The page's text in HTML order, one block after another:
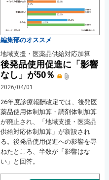
編集部のオススメ
地域支援・医薬品供給対応加算
後発品使用促進に「影響
なし」が50％
2026/04/01
26年度診療報酬改定では、後発医
薬品使用体制加算・調剤体制加算
が廃止され、「地域支援・医薬品
供給対応体制加算」が新設され
る。後発品使用促進への影響を尋
ねたところ、半数が「影響はな
い」と回答。